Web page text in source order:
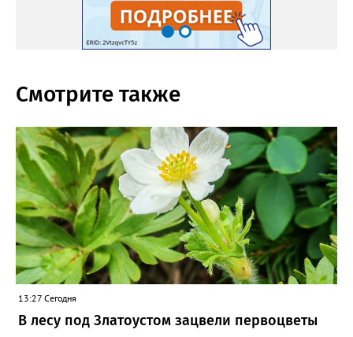
Смотрите также
13:27 Сегодня
В лесу под Златоустом зацвели первоцветы